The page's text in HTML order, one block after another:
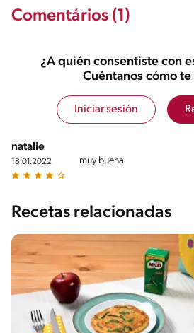
Comentários (1)
¿A quién consentiste con
Cuéntanos cómo
Iniciar sesión
natalie
18.01.2022 muy buena
Recetas relacionadas